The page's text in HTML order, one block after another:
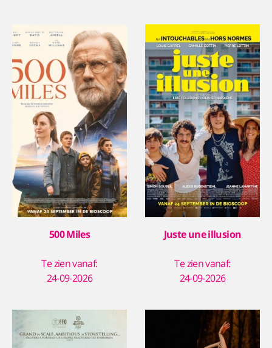
500 Miles
Te zien vanaf:
24-09-2026
Juste une illusion
Te zien vanaf:
24-09-2026